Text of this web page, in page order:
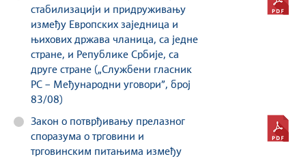
стабилизацији и придруживању
између Европских заједница и
њихових држава чланица, са једне
стране, и Републике Србије, са
друге стране („Службени гласник
РС – Међународни уговори”, број
83/08)
Закон о потврђивању прелазног
споразума о трговини и
трговинским питањима између